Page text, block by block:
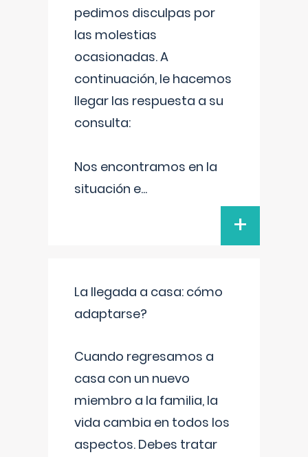
pedimos disculpas por
las molestias
ocasionadas. A
continuación, le hacemos
llegar las respuesta a su
consulta:
Nos encontramos en la
situación e...
+
La llegada a casa: cómo
adaptarse?
Cuando regresamos a
casa con un nuevo
miembro a la familia, la
vida cambia en todos los
aspectos. Debes tratar